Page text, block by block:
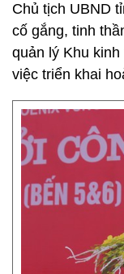
Chủ tịch UBND
cố gắng, tinh
quản lý Khu
việc triển khai